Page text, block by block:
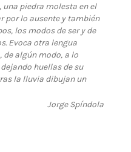
una piedra molesta en el
por lo ausente y también
los modos de ser y de
Evoca otra lengua
de algún modo, a lo
huellas de su
la lluvia dibujan un
Jorge Spíndola